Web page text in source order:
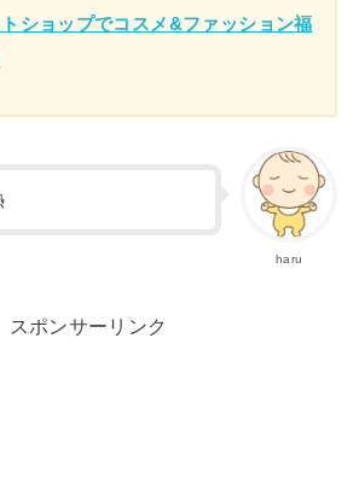
ショップでコスメ&ファッション福
haru
スポンサーリンク